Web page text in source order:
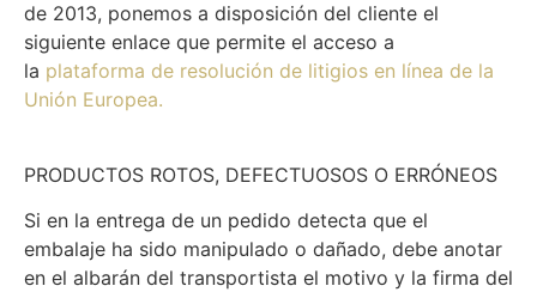
de 2013, ponemos a disposición del cliente el
siguiente enlace que permite el acceso a
la plataforma de resolución de litigios en línea de la
Unión Europea.
PRODUCTOS ROTOS, DEFECTUOSOS O ERRÓNEOS
Si en la entrega de un pedido detecta que el
embalaje ha sido manipulado o dañado, debe anotar
en el albarán del transportista el motivo y la firma del